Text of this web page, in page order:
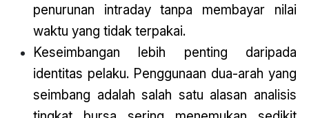
penurunan intraday tanpa membayar nilai
waktu yang tidak terpakai.
Keseimbangan lebih penting daripada
identitas pelaku. Penggunaan dua-arah yang
seimbang adalah salah satu alasan analisis